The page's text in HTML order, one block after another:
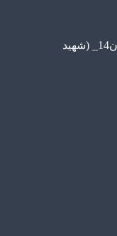
تهران _خیابان کارگر شمالی_خیابان14_ (شهید